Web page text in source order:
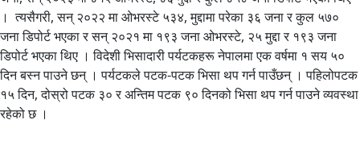
। त्यसैगरी, सन् २०२२ मा ओभरस्टे ५३४, मुद्दामा परेका ३६ जना र कुल ५७०
जना डिपोर्ट भएका र सन् २०२१ मा १९३ जना ओभरस्टे, २५ मुद्दा र १९३ जना
डिपोर्ट भएका थिए । विदेशी भिसादारी पर्यटकहरू नेपालमा एक वर्षमा १ सय ५०
दिन बस्न पाउने छन् । पर्यटकले पटक-पटक भिसा थप गर्न पाउँछन् । पहिलोपटक
१५ दिन, दोस्रो पटक ३० र अन्तिम पटक ९० दिनको भिसा थप गर्न पाउने व्यवस्था
रहेको छ ।